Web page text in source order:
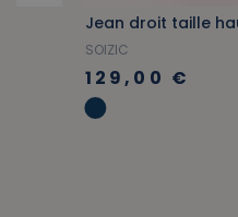
Jean droit taille
SOIZIC
129,00 €